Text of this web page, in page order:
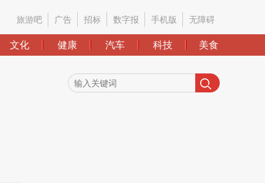
旅游吧 广告 招标 数字报 手机版 无障碍
文化 健康 汽车 科技 美食